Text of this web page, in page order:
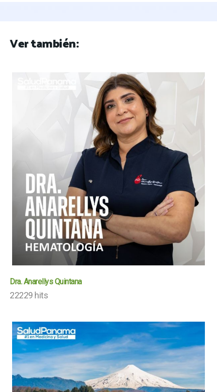
Ver también:
Dra. Anarellys Quintana
22229 hits